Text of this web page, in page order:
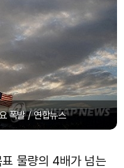
폭발 / 연합뉴스
물량의 4배가 넘는